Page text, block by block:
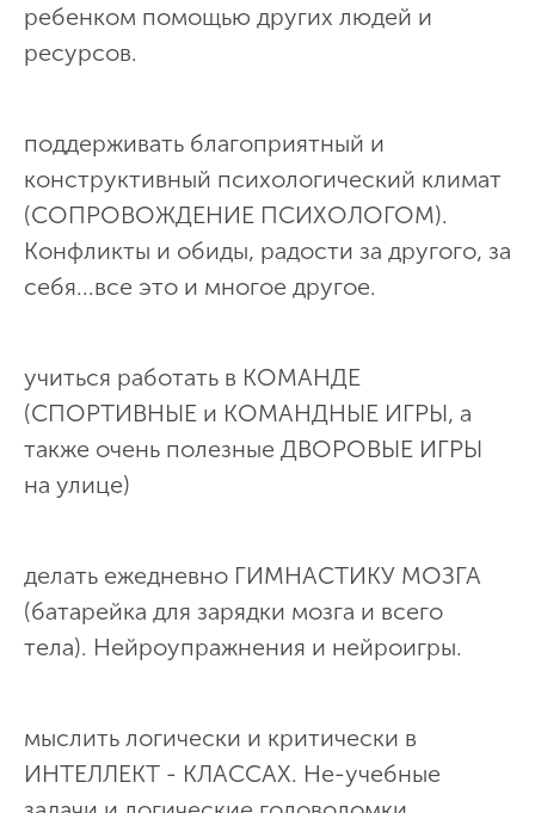
ребенком помощью других людей и
ресурсов.
поддерживать благоприятный и
конструктивный психологический климат
(СОПРОВОЖДЕНИЕ ПСИХОЛОГОМ).
Конфликты и обиды, радости за другого, за
себя...все это и многое другое.
учиться работать в КОМАНДЕ
(СПОРТИВНЫЕ и КОМАНДНЫЕ ИГРЫ, а
также очень полезные ДВОРОВЫЕ ИГРЫ
на улице)
делать ежедневно ГИМНАСТИКУ МОЗГА
(батарейка для зарядки мозга и всего
тела). Нейроупражнения и нейроигры.
мыслить логически и критически в
ИНТЕЛЛЕКТ - КЛАССАХ. Не-учебные